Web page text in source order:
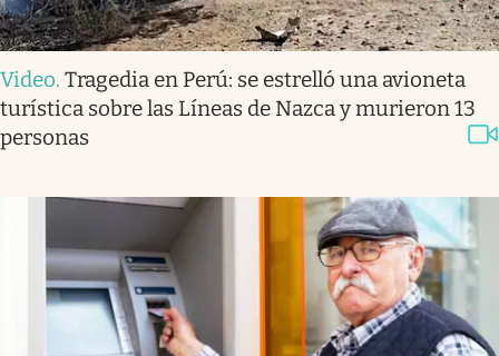
Video. Tragedia en Perú: se estrelló una avioneta
turística sobre las Líneas de Nazca y murieron 13
personas